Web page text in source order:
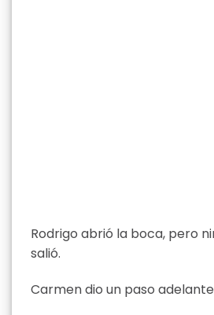
Rodrigo abrió la boca, pero
salió.
Carmen dio un paso